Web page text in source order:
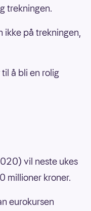
trekningen.
ikke på trekningen,
å bli en rolig
vil neste ukes
millioner kroner.
eurokursen